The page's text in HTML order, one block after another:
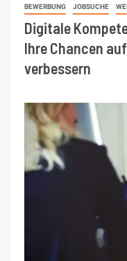
BEWERBUNG JOBSUCHE
Digitale
Ihre Chancen
verbessern